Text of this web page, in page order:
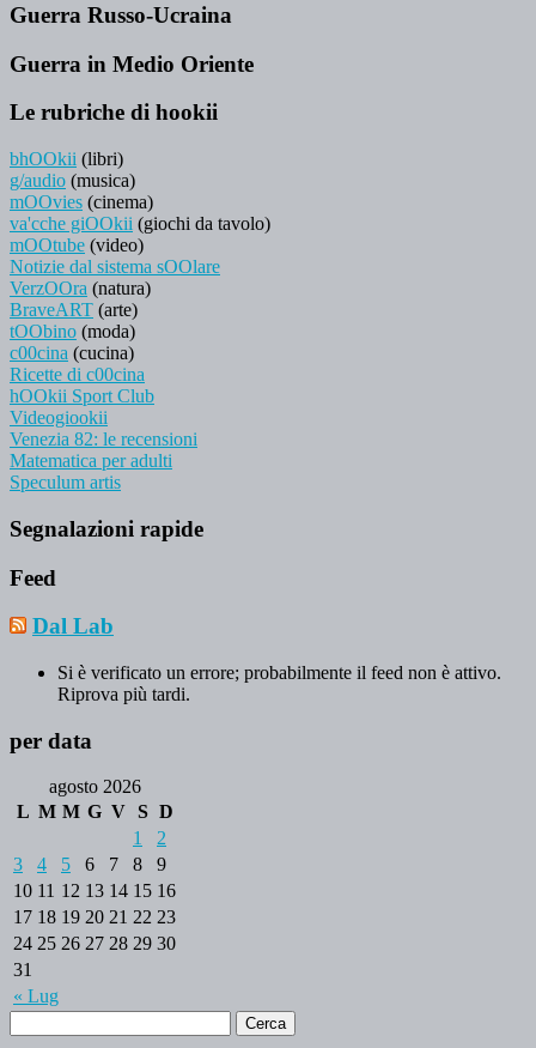
Guerra Russo-Ucraina
Guerra in Medio Oriente
Le rubriche di hookii
bhOOkii (libri)
g/audio (musica)
mOOvies (cinema)
va'cche giOOkii (giochi da tavolo)
mOOtube (video)
Notizie dal sistema sOOlare
VerzOOra (natura)
BraveART (arte)
tOObino (moda)
c00cina (cucina)
Ricette di c00cina
hOOkii Sport Club
Videogiookii
Venezia 82: le recensioni
Matematica per adulti
Speculum artis
Segnalazioni rapide
Feed
Dal Lab
Si è verificato un errore; probabilmente il feed non è attivo.
Riprova più tardi.
per data
agosto 2026
L M M G V S D
« Lug
1
2
3
4 5 6 7 8
9
10 11 12 13 14 15 16
17 18 19 20 21 22 23
24 25 26 27 28 29 30
31